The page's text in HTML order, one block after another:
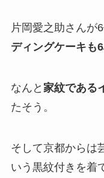
片岡愛之助さんが
ディングケーキも
なんと 家紋である
たそう。
そして京都からは
いう黒紋付きを着